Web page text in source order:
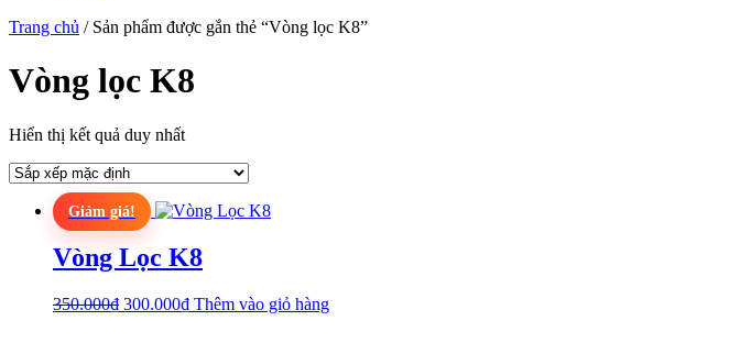
Trang chủ / Sản phẩm được gắn thẻ “Vòng lọc K8”
Vòng lọc K8
Hiển thị kết quả duy nhất
Giảm giá!
Vòng Lọc K8
350.000₫ Giá
300.000₫Giá
Thêm vào giỏ hàng